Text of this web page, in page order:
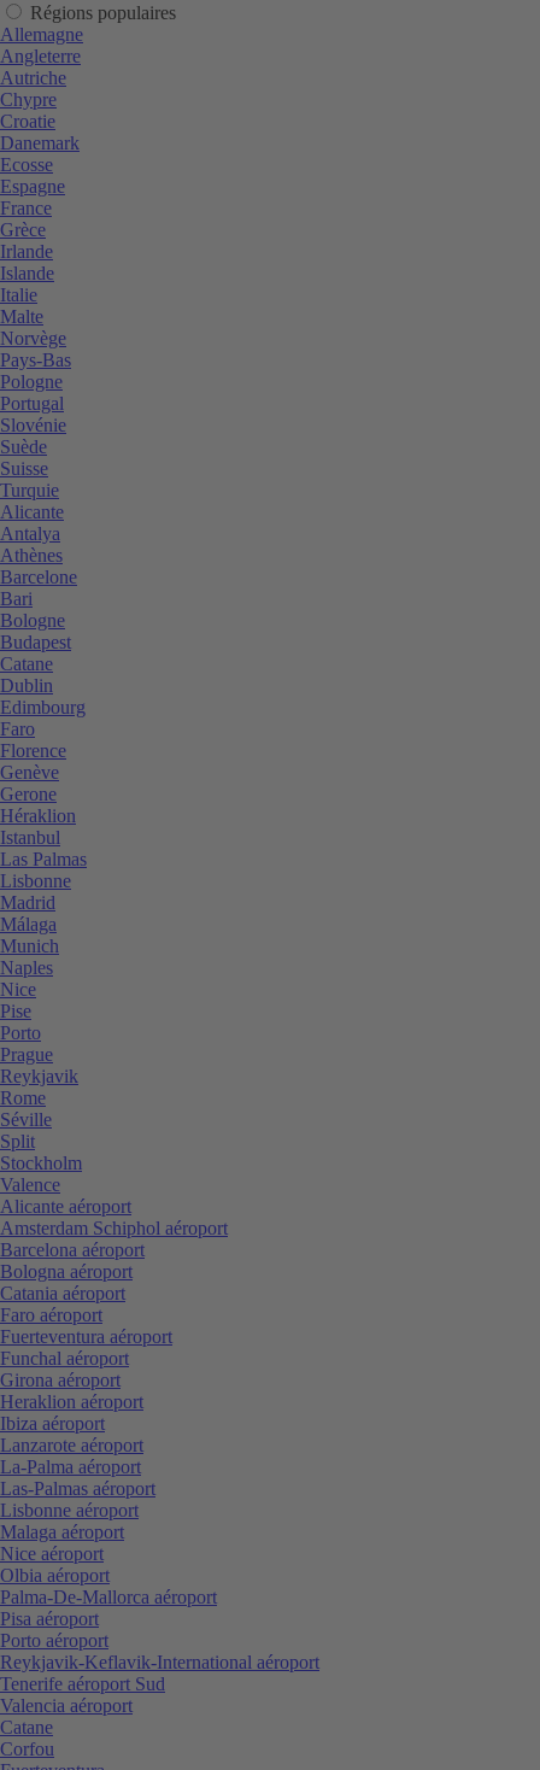
Régions populaires
Allemagne
Angleterre
Autriche
Chypre
Croatie
Danemark
Ecosse
Espagne
France
Grèce
Irlande
Islande
Italie
Malte
Norvège
Pays-Bas
Pologne
Portugal
Slovénie
Suède
Suisse
Turquie
Alicante
Antalya
Athènes
Barcelone
Bari
Bologne
Budapest
Catane
Dublin
Edimbourg
Faro
Florence
Genève
Gerone
Héraklion
Istanbul
Las Palmas
Lisbonne
Madrid
Málaga
Munich
Naples
Nice
Pise
Porto
Prague
Reykjavik
Rome
Séville
Split
Stockholm
Valence
Alicante aéroport
Amsterdam Schiphol aéroport
Barcelona aéroport
Bologna aéroport
Catania aéroport
Faro aéroport
Fuerteventura aéroport
Funchal aéroport
Girona aéroport
Heraklion aéroport
Ibiza aéroport
Lanzarote aéroport
La-Palma aéroport
Las-Palmas aéroport
Lisbonne aéroport
Malaga aéroport
Nice aéroport
Olbia aéroport
Palma-De-Mallorca aéroport
Pisa aéroport
Porto aéroport
Reykjavik-Keflavik-International aéroport
Tenerife aéroport Sud
Valencia aéroport
Catane
Corfou